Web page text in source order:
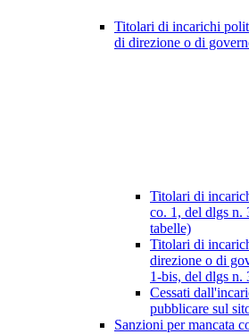
Titolari di incarichi
di direzione o di
Titolari di
co. 1, del dlgs n.
tabelle)
Titolari di
direzione o di
1-bis, del dlgs n.
Cessati
pubblicare sul
Sanzioni per mancata